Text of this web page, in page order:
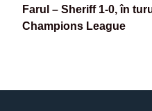
Farul – Sheriff 1-0, în
Champions League